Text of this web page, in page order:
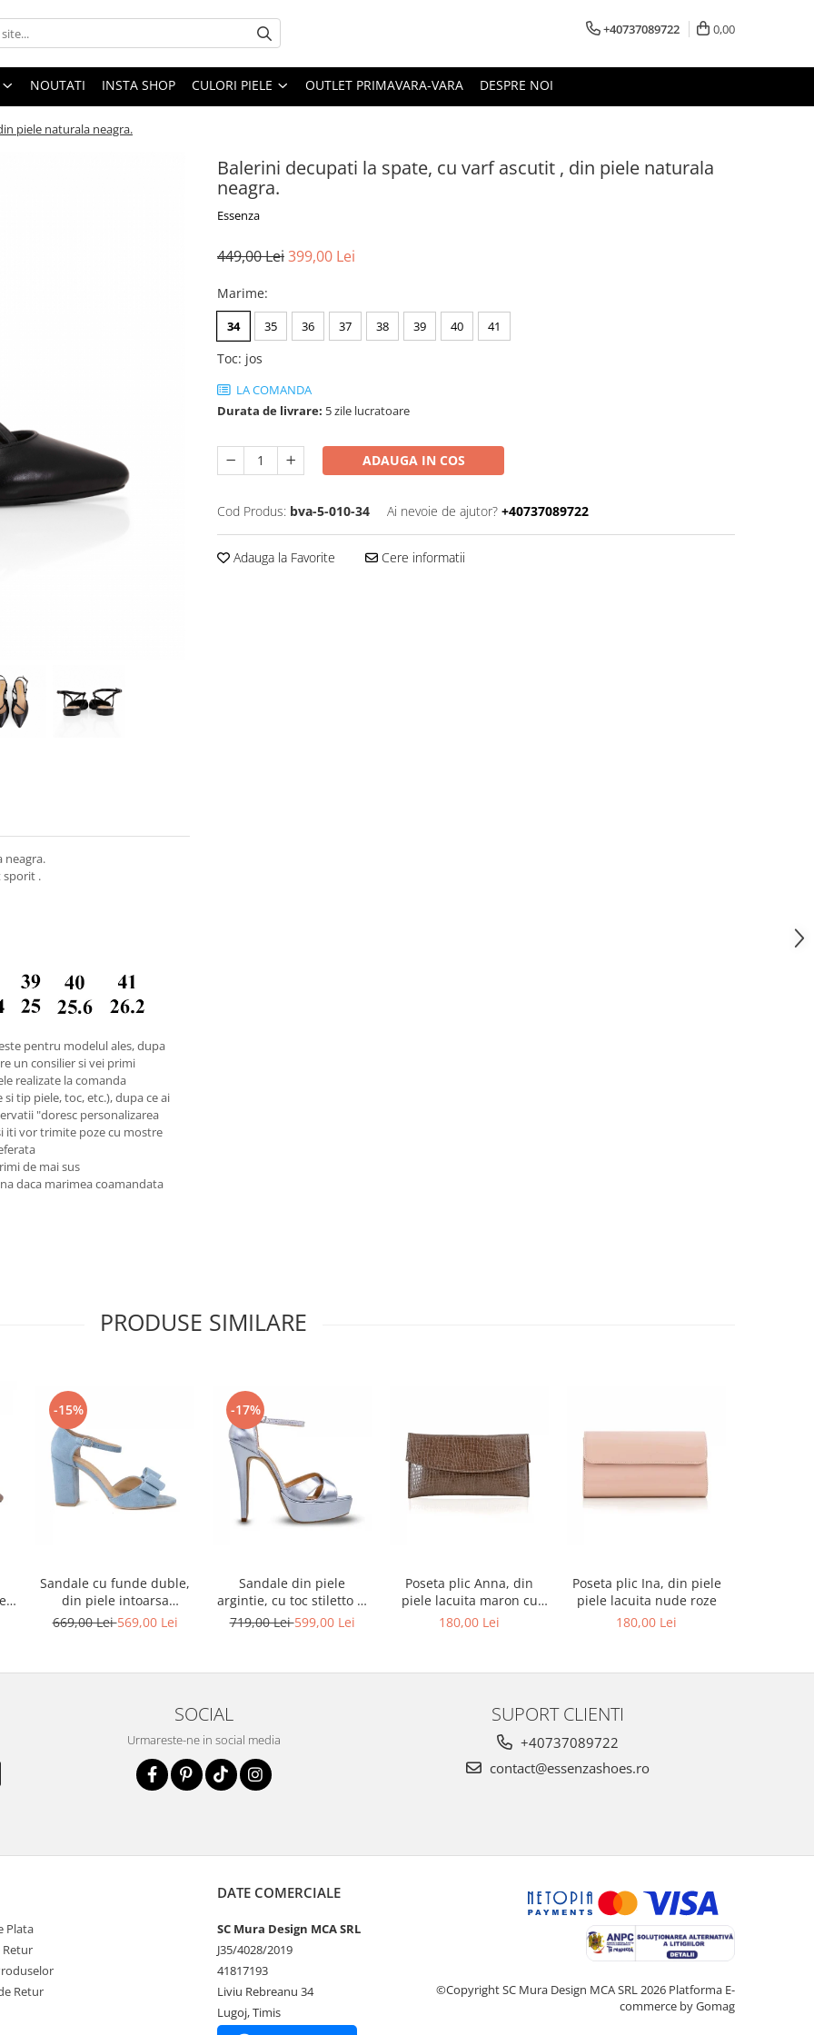
+40737089722 0,00
NOUTATI INSTA SHOP CULORI PIELE OUTLET PRIMAVARA-VARA DESPRE NOI
piele naturala neagra.
Balerini decupati la spate, cu varf ascutit , din piele naturala
neagra.
Essenza
449,00 Lei399,00 Lei
Marime:
34 35 36 37 38 39 40 41
Toc: jos
LA COMANDA
Durata de livrare: 5 zile lucratoare
ADAUGA IN COS
Cod Produs: bva-5-010-34 Ai nevoie de ajutor? +40737089722
Adauga la Favorite Cere informatii
neagra.
sporit .
pentru modelul ales, dupa
un consilier si vei primi
realizate la comanda
tip piele, toc, etc.), dupa ce ai
"doresc personalizarea
iti vor trimite poze cu mostre
de mai sus
daca marimea coamandata
PRODUSE SIMILARE
-15%
Sandale cu funde duble,
din piele intoarsa
albastru deschis
669,00 Lei569,00 Lei
-17%
Sandale din piele
argintie, cu toc stiletto si
platforma
719,00 Lei599,00 Lei
Poseta plic Anna, din
piele lacuita maron cu
textura croco
180,00 Lei
Poseta plic Ina, din piele
piele lacuita nude roze
180,00 Lei
SOCIAL
Urmareste-ne in social media
SUPORT CLIENTI
+40737089722
contact@essenzashoes.ro
Plata
Retur
Retur
DATE COMERCIALE
SC Mura Design MCA SRL
J35/4028/2019
41817193
Liviu Rebreanu 34
Lugoj, Timis
©Copyright SC Mura Design MCA SRL 2026 Platforma E-
commerce by Gomag